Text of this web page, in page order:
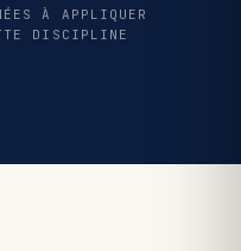
À APPLIQUER
DISCIPLINE